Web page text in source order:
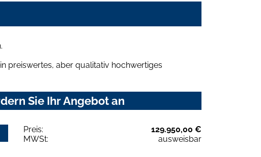
preiswertes, aber qualitativ hochwertiges
Sie Ihr Angebot an
Preis:
129.950,00 €
MWSt:
ausweisbar